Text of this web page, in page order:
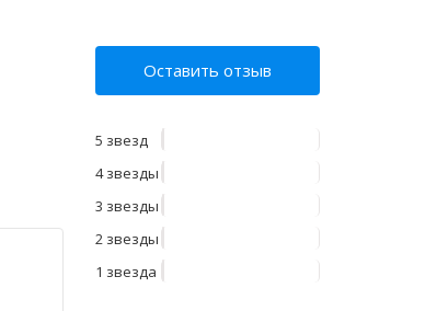
Оставить отзыв
5 звезд
4 звезды
3 звезды
2 звезды
1 звезда